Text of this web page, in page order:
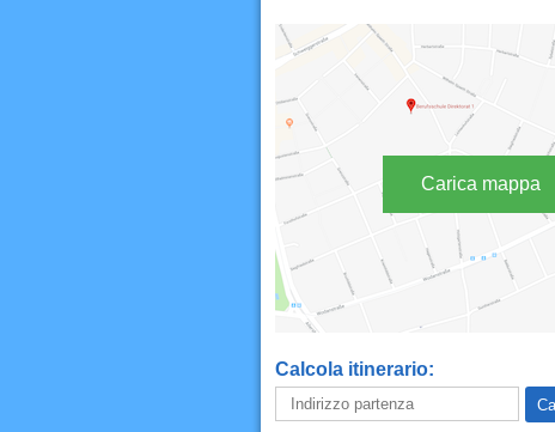
Carica mappa
Calcola itinerario: